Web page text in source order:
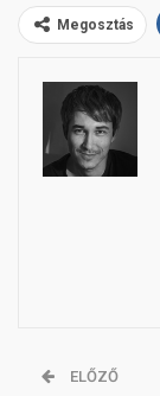
Megosztás
ELŐZŐ